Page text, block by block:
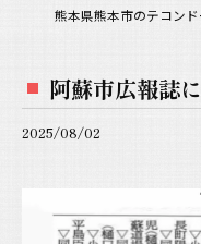
阿蘇市広報誌に
2025/08/02